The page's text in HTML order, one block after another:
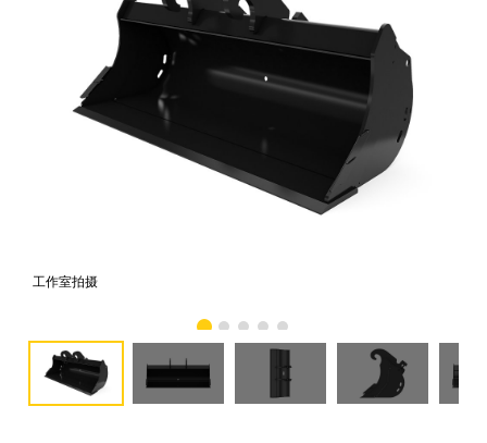
工作室拍摄